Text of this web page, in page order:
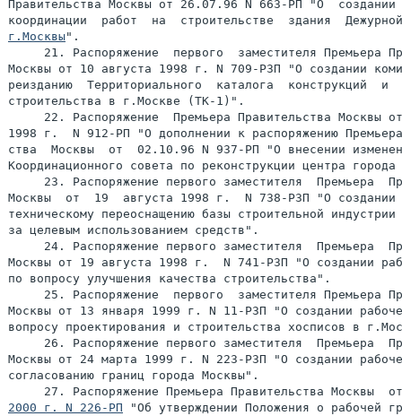
Правительства Москвы от 26.07.96 N 663-РП "О
координации  работ  на  строительстве  здания
г.Москвы".
21. Распоряжение  первого  заместителя Премьера
Москвы от 10 августа 1998 г. N 709-РЗП "О создании
реизданию  Территориального  каталога  конструкций  и
строительства в г.Москве (ТК-1)".
22. Распоряжение  Премьера Правительства Москвы
1998 г.  N 912-РП "О дополнении к распоряжению
ства  Москвы  от  02.10.96 N 937-РП "О внесении
Координационного совета по реконструкции центра
23. Распоряжение первого заместителя  Премьера
Москвы  от  19  августа 1998 г.  N 738-РЗП "О создании
техническому переоснащению базы строительной
за целевым использованием средств".
24. Распоряжение первого заместителя  Премьера
Москвы от 19 августа 1998 г.  N 741-РЗП "О создании
по вопросу улучшения качества строительства".
25. Распоряжение  первого  заместителя Премьера
Москвы от 13 января 1999 г. N 11-РЗП "О создании
вопросу проектирования и строительства хосписов в
26. Распоряжение первого заместителя  Премьера
Москвы от 24 марта 1999 г. N 223-РЗП "О создании
27. Распоряжение Премьера Правительства Москвы
2000 г. N 226-РП "Об утверждении Положения о рабочей